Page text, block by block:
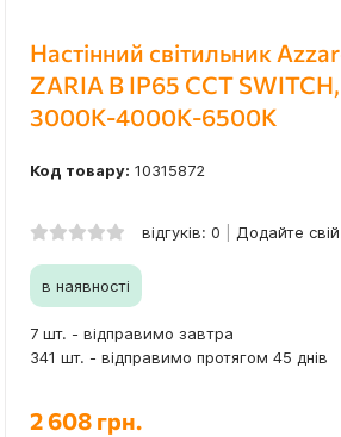
Настінний світильник
ZARIA B IP65 CCT
3000K-4000K-6500K
Код товару: 10315872
відгуків: 0 Додайте свій
в наявності
7 шт. - відправимо завтра
341 шт. - відправимо протягом 45 днів
2 608 грн.